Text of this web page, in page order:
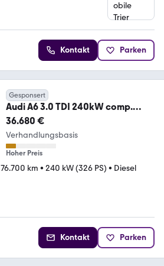
Kontakt Parken
Gesponsert
Audi A6 3.0 TDI 240kW comp.
quattro tiptr. Avant ...
36.680 €
Verhandlungsbasis
Hoher Preis
76.700 km • 240 kW (326 PS) • Diesel
Kontakt Parken